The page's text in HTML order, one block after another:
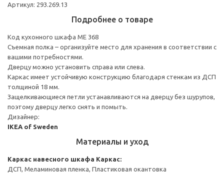
Артикул: 293.269.13
Подробнее о товаре
Код кухонного шкафа ME 368
Съемная полка – организуйте место для хранения в соответствии с
вашими потребностями.
Дверцу можно установить справа или слева.
Каркас имеет устойчивую конструкцию благодаря стенкам из ДСП
толщиной 18 мм.
Защелкивающиеся петли устанавливаются на дверцу без шурупов,
поэтому дверцу легко снять и помыть.
Дизайнер:
IKEA of Sweden
Материалы и уход
Каркас навесного шкафа Каркас:
ДСП, Меламиновая пленка, Пластиковая окантовка